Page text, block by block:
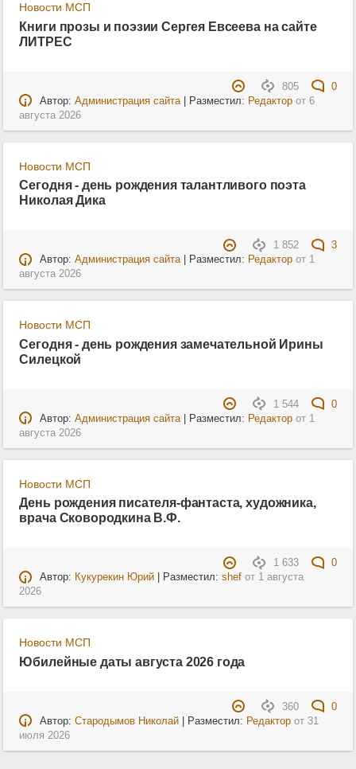
Новости МСП
Книги прозы и поэзии Сергея Евсеева на сайте
ЛИТРЕС
805
0
Автор: Администрация сайта| Разместил: Редакторот 6
августа 2026
Новости МСП
Сегодня - день рождения талантливого поэта
Николая Дика
1 852
3
Автор: Администрация сайта| Разместил: Редакторот 1
августа 2026
Новости МСП
Сегодня - день рождения замечательной Ирины
Силецкой
1 544
0
Автор: Администрация сайта| Разместил: Редакторот 1
августа 2026
Новости МСП
День рождения писателя-фантаста, художника,
врача Сковородкина В.Ф.
1 633
0
Автор: Кукурекин Юрий| Разместил: shefот 1 августа
2026
Новости МСП
Юбилейные даты августа 2026 года
360
0
Автор: Стародымов Николай| Разместил: Редакторот 31
июля 2026